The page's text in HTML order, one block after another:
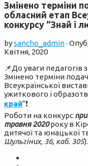
Змінено терміни
обласний етап
конкурсу “Знай і
bysancho_admin·
Квітня, 2020
📌До уваги педагогів
Змінено терміни
Всеукраїнської
ужиткового і
край“❗️
Роботи на конкурс
травня 2020року в
дитячої та юнацької
Шульгіних, 36, каб. 305).